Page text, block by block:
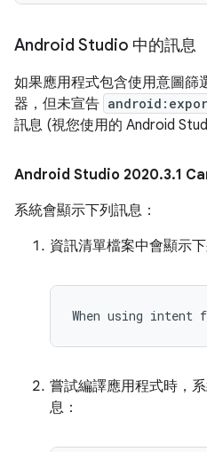
Android Studio 中的訊息
如果應用程式包含使用意圖篩
器，但未宣告
訊息 (視您使用的 Android
Android Studio 2020.3.1
系統會顯示下列訊息：
資訊清單檔案中會顯示
嘗試編譯應用程式時，
息：